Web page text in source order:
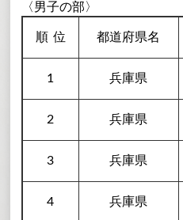
〈男子の部〉
順位 都道府県名
1 兵庫県
2 兵庫県
3 兵庫県
4 兵庫県